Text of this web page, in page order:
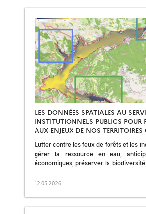
LES DONNÉES SPATIALES AU
INSTITUTIONNELS PUBLICS POUR
AUX ENJEUX DE NOS TERRITOIRES
Lutter contre les feux de forêts et les
gérer la ressource en eau,
économiques, préserver la biodiversité
12.05.2026